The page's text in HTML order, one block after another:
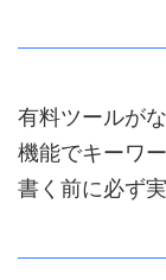
有料ツールが
機能でキーワ
書く前に必ず